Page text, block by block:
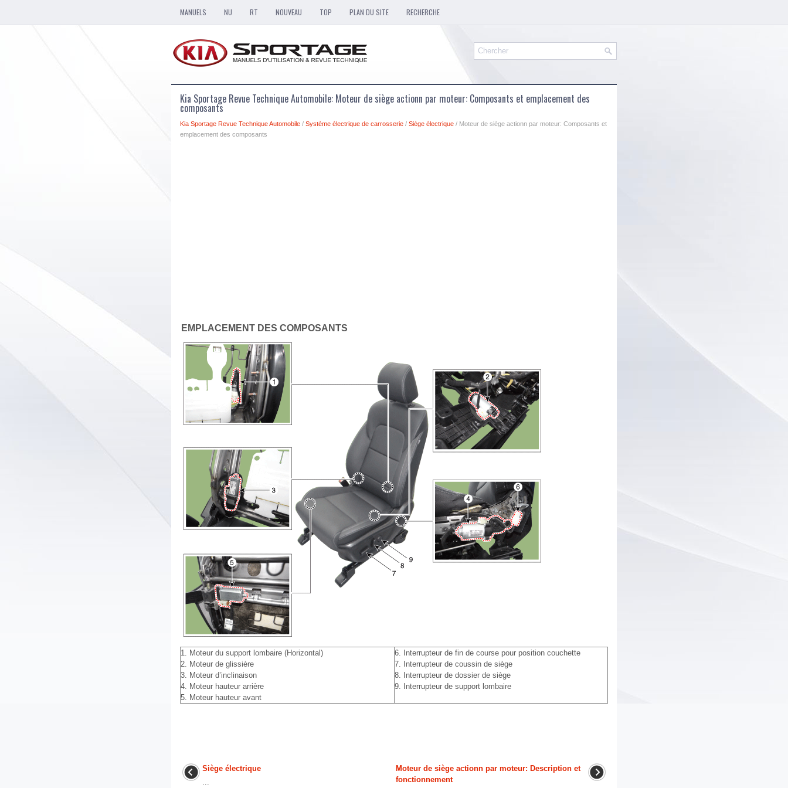
MANUELS NU RT NOUVEAU TOP PLAN DU SITE RECHERCHE
Kia Sportage Revue Technique Automobile: Moteur de siège actionn par moteur: Composants et emplacement des
composants
Kia Sportage Revue Technique Automobile / Système électrique de carrosserie / Siège électrique / Moteur de siège actionn par moteur: Composants et
emplacement des composants
EMPLACEMENT DES COMPOSANTS
1. Moteur du support lombaire (Horizontal)
2. Moteur de glissière
3. Moteur d’inclinaison
4. Moteur hauteur arrière
5. Moteur hauteur avant
6. Interrupteur de fin de course pour position couchette
7. Interrupteur de coussin de siège
8. Interrupteur de dossier de siège
9. Interrupteur de support lombaire
Siège électrique
...
Moteur de siège actionn par moteur: Description et
fonctionnement